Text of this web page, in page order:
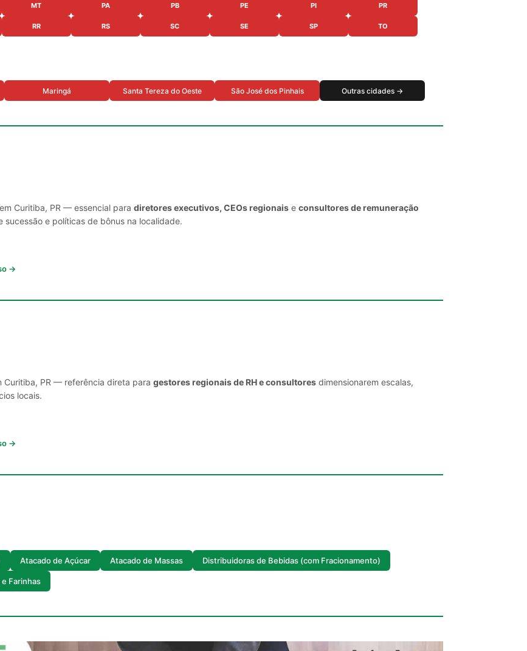
MT PA PB PE PI PR
RR RS SC SE SP TO
Maringá Santa Tereza do Oeste São José dos Pinhais Outras cidades →
Curitiba, PR — essencial para diretores executivos, CEOs regionais e consultores de remuneração
e políticas de bônus na localidade.
→
Curitiba, PR — referência direta para gestores regionais de RH e consultores dimensionarem escalas,
locais.
→
Atacado de Açúcar Atacado de Massas Distribuidoras de Bebidas (com Fracionamento)
Farinhas